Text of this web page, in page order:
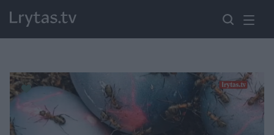
Paremkite Ukrainą